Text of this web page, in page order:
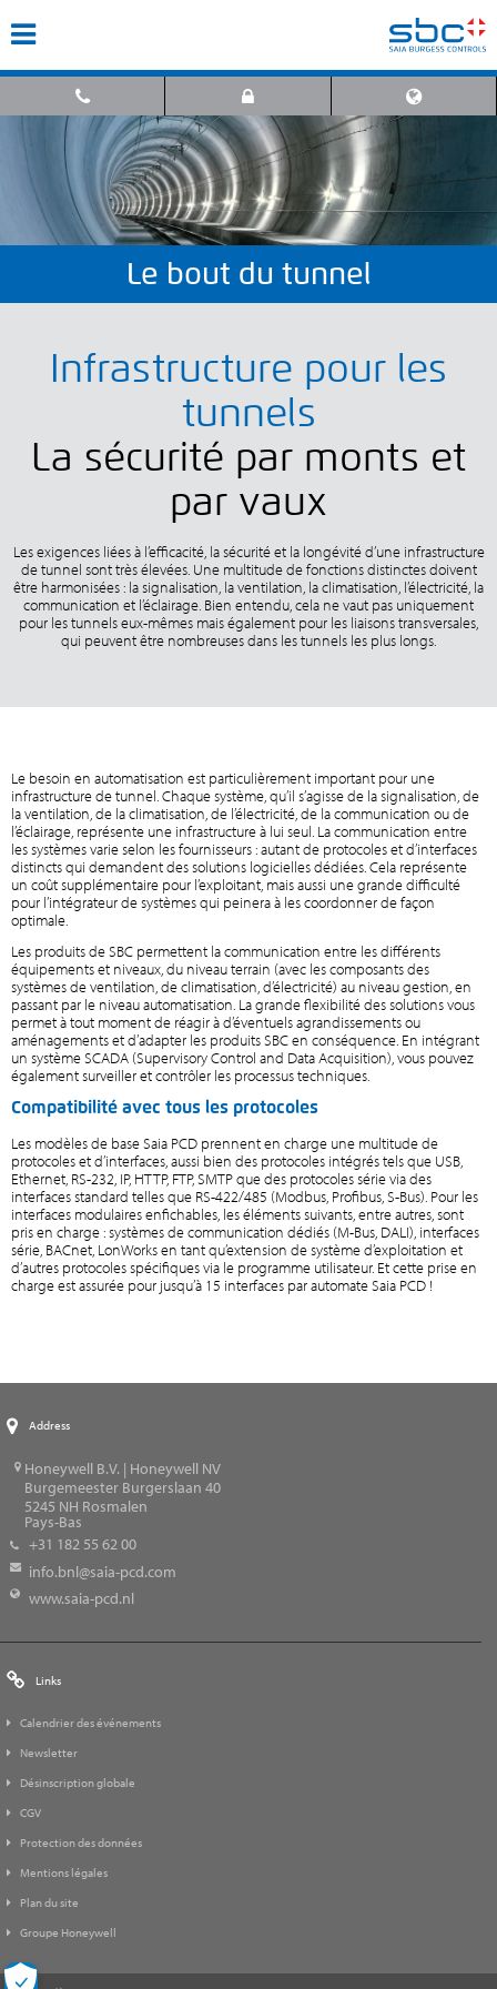
Le bout du tunnel
Infrastructure pour les
tunnels
La sécurité par monts et
par vaux
Les exigences liées à l’efficacité, la sécurité et la longévité d’une infrastructure
de tunnel sont très élevées. Une multitude de fonctions distinctes doivent
être harmonisées : la signalisation, la ventilation, la climatisation, l’électricité, la
communication et l’éclairage. Bien entendu, cela ne vaut pas uniquement
pour les tunnels eux-mêmes mais également pour les liaisons transversales,
qui peuvent être nombreuses dans les tunnels les plus longs.
Le besoin en automatisation est particulièrement important pour une
infrastructure de tunnel. Chaque système, qu’il s’agisse de la signalisation, de
la ventilation, de la climatisation, de l’électricité, de la communication ou de
l’éclairage, représente une infrastructure à lui seul. La communication entre
les systèmes varie selon les fournisseurs : autant de protocoles et d’interfaces
distincts qui demandent des solutions logicielles dédiées. Cela représente
un coût supplémentaire pour l’exploitant, mais aussi une grande difficulté
pour l’intégrateur de systèmes qui peinera à les coordonner de façon
optimale.
Les produits de SBC permettent la communication entre les différents
équipements et niveaux, du niveau terrain (avec les composants des
systèmes de ventilation, de climatisation, d’électricité) au niveau gestion, en
passant par le niveau automatisation. La grande flexibilité des solutions vous
permet à tout moment de réagir à d’éventuels agrandissements ou
aménagements et d’adapter les produits SBC en conséquence. En intégrant
un système SCADA (Supervisory Control and Data Acquisition), vous pouvez
également surveiller et contrôler les processus techniques.
Compatibilité avec tous les protocoles
Les modèles de base Saia PCD prennent en charge une multitude de
protocoles et d’interfaces, aussi bien des protocoles intégrés tels que USB,
Ethernet, RS-232, IP, HTTP, FTP, SMTP que des protocoles série via des
interfaces standard telles que RS-422/485 (Modbus, Profibus, S-Bus). Pour les
interfaces modulaires enfichables, les éléments suivants, entre autres, sont
pris en charge : systèmes de communication dédiés (M-Bus, DALI), interfaces
série, BACnet, LonWorks en tant qu’extension de système d’exploitation et
d’autres protocoles spécifiques via le programme utilisateur. Et cette prise en
charge est assurée pour jusqu’à 15 interfaces par automate Saia PCD !
Address
Honeywell B.V. | Honeywell NV
Burgemeester Burgerslaan 40
5245 NH Rosmalen
Pays-Bas
+31 182 55 62 00
info.bnl@saia-pcd.com
www.saia-pcd.nl
Links
Calendrier des événements
Newsletter
Désinscription globale
CGV
Protection des données
Mentions légales
Plan du site
Groupe Honeywell